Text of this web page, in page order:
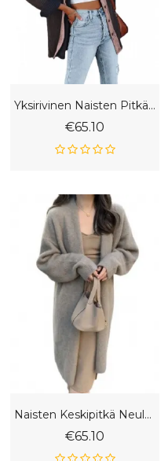
Yksirivinen Naisten Pitkähihainen Neuletakki
€65.10
Naisten Keskipitkä Neuletakki Löysä Makea Yksivärinen
€65.10